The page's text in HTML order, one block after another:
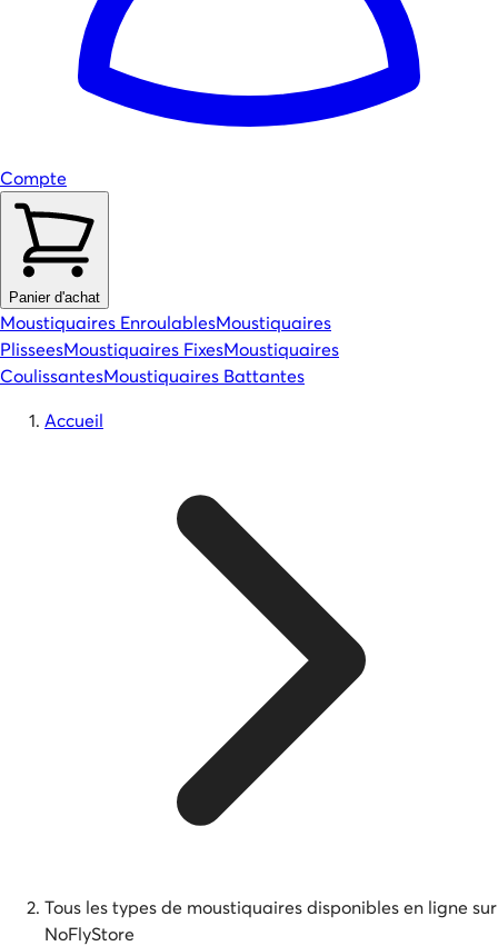
Compte
Panier d'achat
Moustiquaires EnroulablesMoustiquaires
PlisseesMoustiquaires FixesMoustiquaires
CoulissantesMoustiquaires Battantes
Accueil
Tous les types de moustiquaires disponibles en ligne sur
NoFlyStore